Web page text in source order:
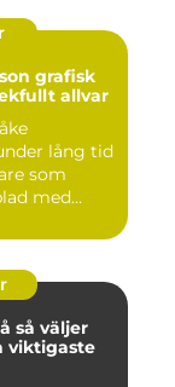
allvar
lång tid
som
med
viktigaste